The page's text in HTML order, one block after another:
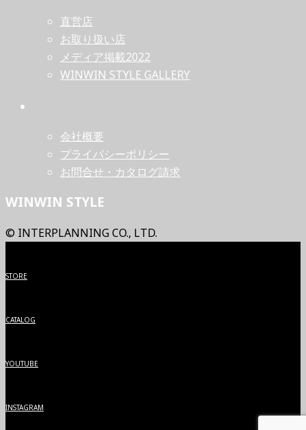
直営店
お取り扱い店
メディア掲載2022
WINWIN STYLE GALLERY
会社概要
プライバシーポリシー
お問合せ・カタログ請求
WINWIN STYLE
© INTERPLANNING CO., LTD.
STORE
CATALOG
YOUTUBE
INSTAGRAM